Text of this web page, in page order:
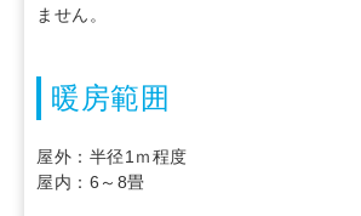
ません。
暖房範囲
屋外：半径1ｍ程度
屋内：6～8畳